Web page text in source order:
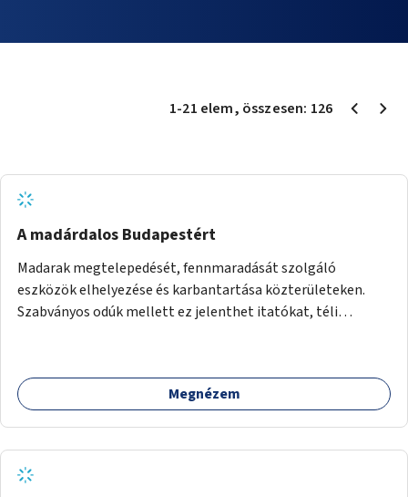
1-21 elem, összesen: 126
A madárdalos Budapestért
Madarak megtelepedését, fennmaradását szolgáló
eszközök elhelyezése és karbantartása közterületeken.
Szabványos odúk mellett ez jelenthet itatókat, téli
Megnézem